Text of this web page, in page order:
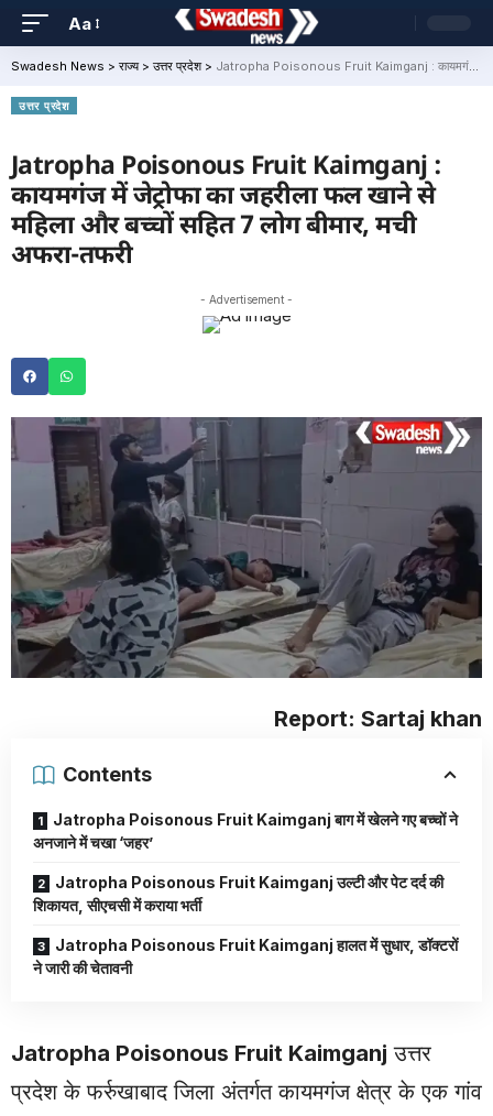
Aa
Swadesh News > राज्य> उत्तर प्रदेश> Jatropha Poisonous Fruit Kaimganj : कायमगंज में जेट्रोफा का जहरीला फल खाने से महिला और बच्चों सहित 7 लोग बीमार, मची अफरा-तफरी
उत्तर प्रदेश
Jatropha Poisonous Fruit Kaimganj :
कायमगंज में जेट्रोफा का जहरीला फल खाने से
महिला और बच्चों सहित 7 लोग बीमार, मची
अफरा-तफरी
- Advertisement -
Report: Sartaj khan
Contents
Jatropha Poisonous Fruit Kaimganj बाग में खेलने गए बच्चों ने
अनजाने में चखा ‘जहर’
Jatropha Poisonous Fruit Kaimganj उल्टी और पेट दर्द की
शिकायत, सीएचसी में कराया भर्ती
Jatropha Poisonous Fruit Kaimganj हालत में सुधार, डॉक्टरों
ने जारी की चेतावनी
Jatropha Poisonous Fruit Kaimganj उत्तर
प्रदेश के फर्रुखाबाद जिला अंतर्गत कायमगंज क्षेत्र के एक गांव